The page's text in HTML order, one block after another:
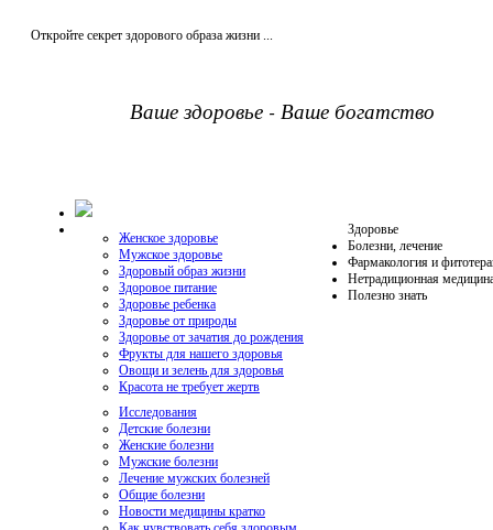
Откройте секрет здорового образа жизни ...
Ваше здоровье - Ваше богатство
Здоровье
Женское здоровье
Мужское здоровье
Здоровый образ жизни
Здоровое питание
Здоровье ребенка
Здоровье от природы
Здоровье от зачатия до рождения
Фрукты для нашего здоровья
Овощи и зелень для здоровья
Красота не требует жертв
Болезни, лечение
Исследования
Детские болезни
Женские болезни
Мужские болезни
Лечение мужских болезней
Общие болезни
Новости медицины кратко
Фармакология и
Нетрадиционная
Полезно знать